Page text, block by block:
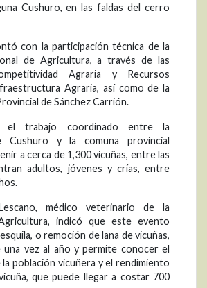
Cushuro, en las faldas del cerro
con la participación técnica de la
de Agricultura, a través de las
Agraria y Recursos
Agraria, así como de la
de Sánchez Carrión.
el trabajo coordinado entre la
Cushuro y la comuna provincial
a cerca de 1,300 vicuñas, entre las
adultos, jóvenes y crías, entre
médico veterinario de la
indicó que este evento
o remoción de lana de vicuñas,
una vez al año y permite conocer el
población vicuñera y el rendimiento
que puede llegar a costar 700